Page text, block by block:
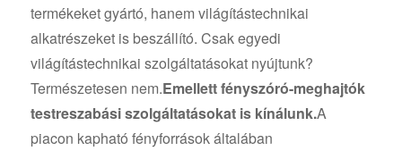
termékeket gyártó, hanem világítástechnikai
alkatrészeket is beszállító. Csak egyedi
világítástechnikai szolgáltatásokat nyújtunk?
Természetesen nem.Emellett fényszóró-meghajtók
testreszabási szolgáltatásokat is kínálunk.A
piacon kapható fényforrások általában